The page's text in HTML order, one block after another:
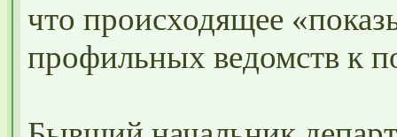
что происходящее
профильных ведомств к